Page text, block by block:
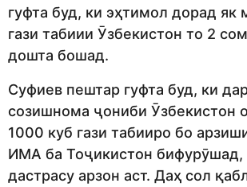
гуфта буд, ки эҳтимол дорад як
гази табиии Ӯзбекистон то 2
дошта бошад.
Суфиев пештар гуфта буд, ки
созишнома ҷониби Ӯзбекистон
1000 куб гази табииро бо
ИМА ба Тоҷикистон бифурӯшад,
дастрасу арзон аст. Даҳ сол